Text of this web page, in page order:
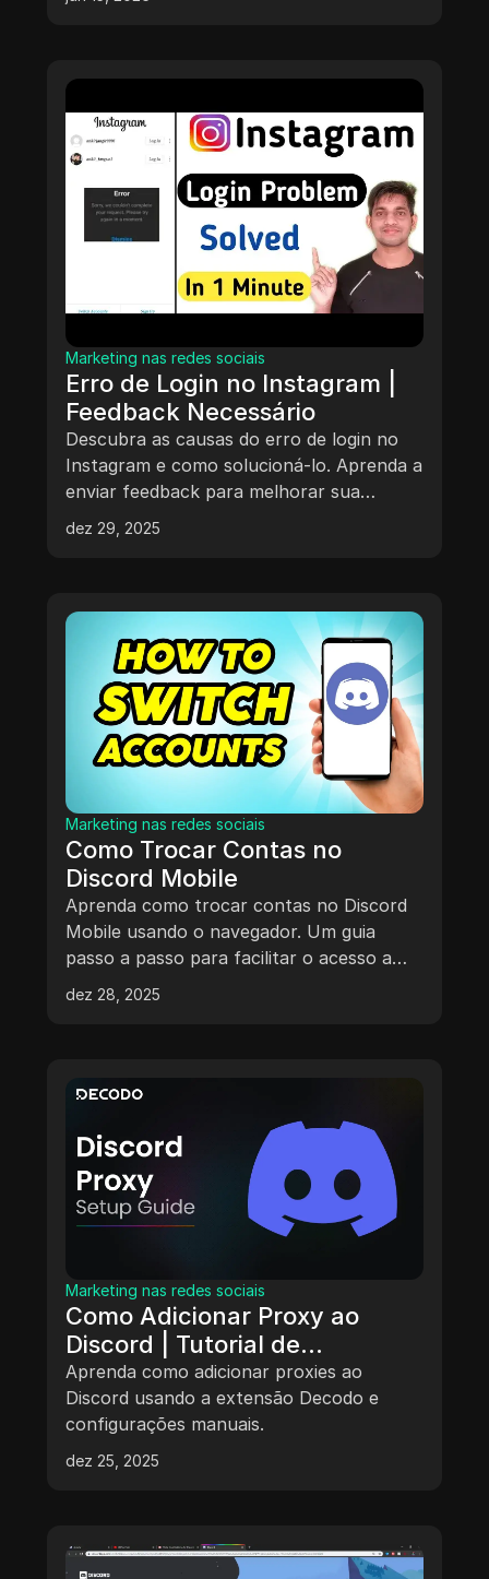
Marketing nas redes sociais
Erro de Login no Instagram |
Feedback Necessário
Descubra as causas do erro de login no
Instagram e como solucioná-lo. Aprenda a
enviar feedback para melhorar sua
experiência.
dez 29, 2025
Marketing nas redes sociais
Como Trocar Contas no
Discord Mobile
Aprenda como trocar contas no Discord
Mobile usando o navegador. Um guia
passo a passo para facilitar o acesso a
múltiplas contas.
dez 28, 2025
Marketing nas redes sociais
Como Adicionar Proxy ao
Discord | Tutorial de
Integração de Proxy
Aprenda como adicionar proxies ao
Discord usando a extensão Decodo e
configurações manuais.
dez 25, 2025